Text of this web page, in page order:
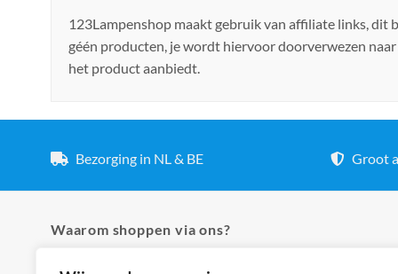
123Lampenshop maakt gebruik van affiliate links, dit
géén producten, je wordt hiervoor doorverwezen
het product aanbiedt.
Bezorging in NL & BE Groot
Waarom shoppen via ons?